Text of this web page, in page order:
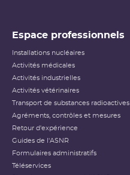
Espace professionnels
Installations nucléaires
Activités médicales
Activités industrielles
Activités vétérinaires
Transport de substances radioactives
Agréments, contrôles et mesures
Retour d'expérience
Guides de l'ASNR
Formulaires administratifs
Téléservices